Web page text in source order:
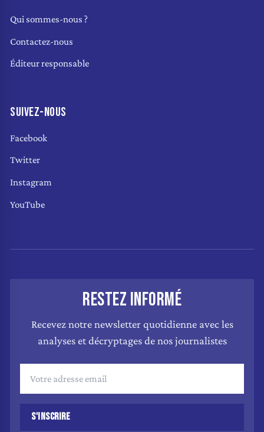
Qui sommes-nous ?
Contactez-nous
Éditeur responsable
SUIVEZ-NOUS
Facebook
Twitter
Instagram
YouTube
RESTEZ INFORMÉ
Recevez notre newsletter quotidienne avec les
analyses et décryptages de nos journalistes
S'INSCRIRE